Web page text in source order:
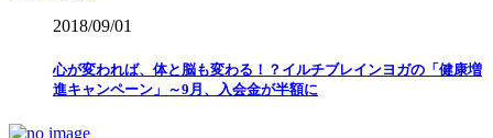
2018/09/01
心が変われば、体と脳も変わる！？イルチブレインヨガの「健康増
進キャンペーン」～9月、入会金が半額に